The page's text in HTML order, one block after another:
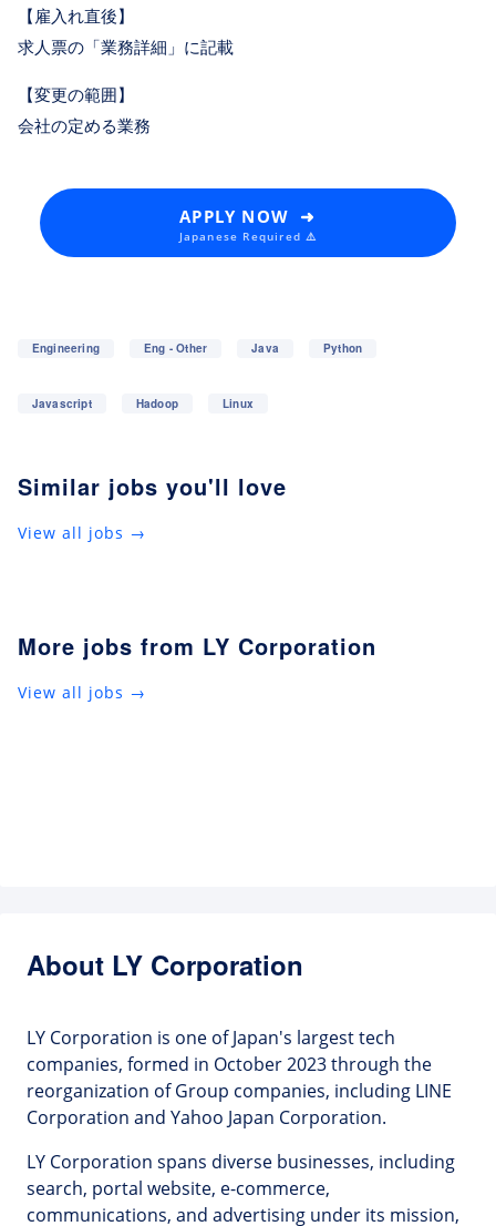
【雇入れ直後】
求人票の「業務詳細」に記載
【変更の範囲】
会社の定める業務
APPLY NOW ➜
Japanese Required ⚠️
Engineering Eng - Other Java Python
Javascript Hadoop Linux
Similar jobs you'll love
View all jobs →
More jobs from LY Corporation
View all jobs →
About LY Corporation
LY Corporation is one of Japan's largest tech
companies, formed in October 2023 through the
reorganization of Group companies, including LINE
Corporation and Yahoo Japan Corporation.
LY Corporation spans diverse businesses, including
search, portal website, e-commerce,
communications, and advertising under its mission,